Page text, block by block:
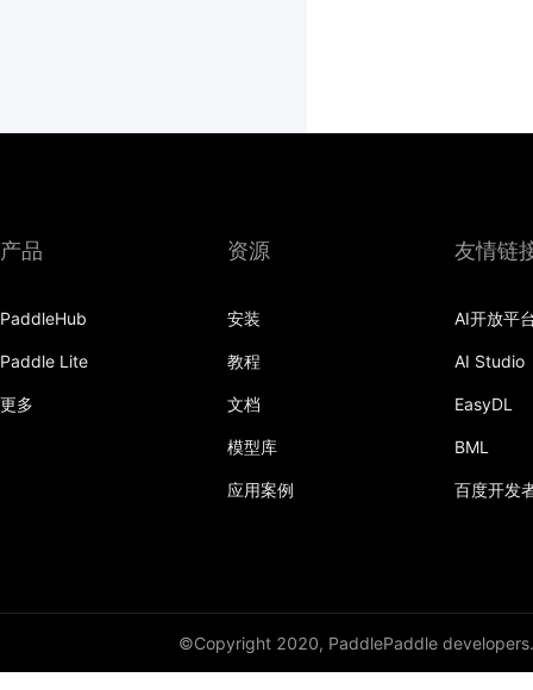
产品
PaddleHub
Paddle Lite
更多
资源
安装
教程
文档
模型库
应用案例
友情链
AI开放平
AI Studio
EasyDL
BML
百度开发
©Copyright 2020, PaddlePaddle developers.